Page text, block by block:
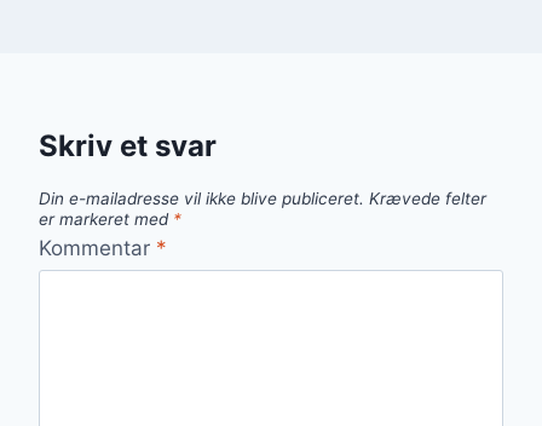
Skriv et svar
Din e-mailadresse vil ikke blive publiceret. Krævede felter
er markeret med *
Kommentar *